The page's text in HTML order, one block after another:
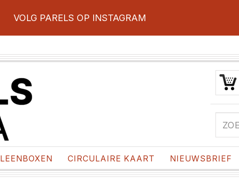
LEENBOXEN CIRCULAIRE KAART NIEUWSBRIEF
VOLG PARELS OP INSTAGRAM